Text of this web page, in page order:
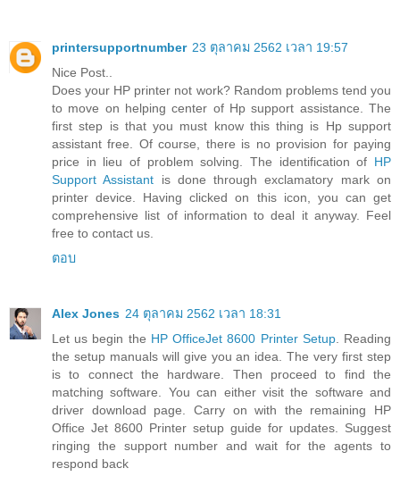
printersupportnumber 23 ตุลาคม 2562 เวลา 19:57
Nice Post..
Does your HP printer not work? Random problems tend you
to move on helping center of Hp support assistance. The
first step is that you must know this thing is Hp support
assistant free. Of course, there is no provision for paying
price in lieu of problem solving. The identification of HP
Support Assistant is done through exclamatory mark on
printer device. Having clicked on this icon, you can get
comprehensive list of information to deal it anyway. Feel
free to contact us.
ตอบ
Alex Jones 24 ตุลาคม 2562 เวลา 18:31
Let us begin the HP OfficeJet 8600 Printer Setup. Reading
the setup manuals will give you an idea. The very first step
is to connect the hardware. Then proceed to find the
matching software. You can either visit the software and
driver download page. Carry on with the remaining HP
Office Jet 8600 Printer setup guide for updates. Suggest
ringing the support number and wait for the agents to
respond back